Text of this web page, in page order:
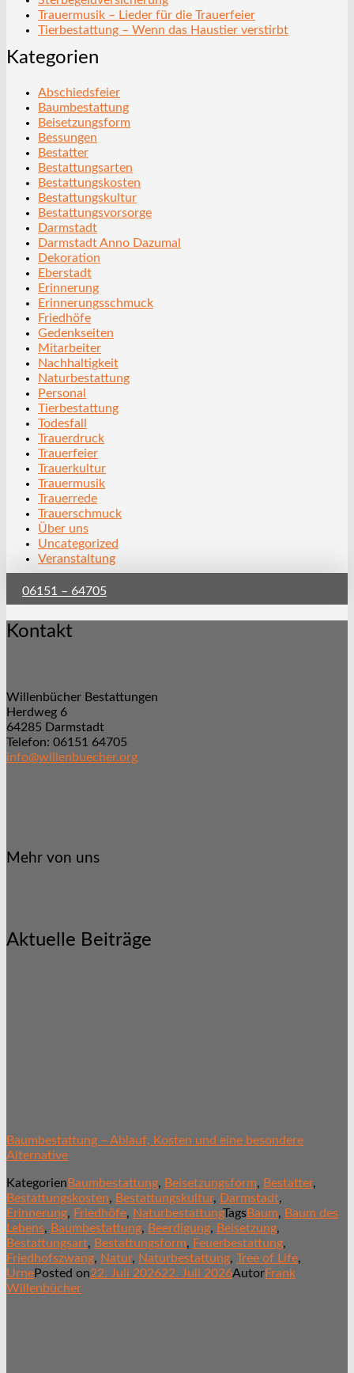
Trauermusik – Lieder für die Trauerfeier
Tierbestattung – Wenn das Haustier verstirbt
Kategorien
Abschiedsfeier
Baumbestattung
Beisetzungsform
Bessungen
Bestatter
Bestattungsarten
Bestattungskosten
Bestattungskultur
Bestattungsvorsorge
Darmstadt
Darmstadt Anno Dazumal
Dekoration
Eberstadt
Erinnerung
Erinnerungsschmuck
Friedhöfe
Gedenkseiten
Mitarbeiter
Nachhaltigkeit
Naturbestattung
Personal
Tierbestattung
Todesfall
Trauerdruck
Trauerfeier
Trauerkultur
Trauermusik
Trauerrede
Trauerschmuck
Über uns
Uncategorized
Veranstaltung
06151 – 64705
Kontakt
Willenbücher Bestattungen
Herdweg 6
64285 Darmstadt
Telefon: 06151 64705
info@willenbuecher.org
Mehr von uns
Aktuelle Beiträge
Baumbestattung – Ablauf, Kosten und eine besondere
Alternative
Kategorien Baumbestattung, Beisetzungsform, Bestatter,
Bestattungskosten, Bestattungskultur, Darmstadt,
Erinnerung, Friedhöfe, NaturbestattungTagsBaum, Baum des
Lebens, Baumbestattung, Beerdigung, Beisetzung,
Bestattungsart, Bestattungsform, Feuerbestattung,
Friedhofszwang, Natur, Naturbestattung, Tree of Life,
UrnePosted on22. Juli 202622. Juli 2026AutorFrank
Willenbücher